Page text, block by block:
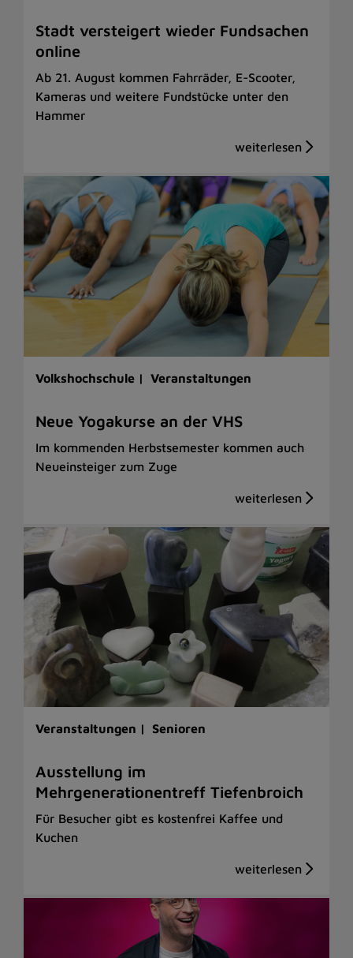
Stadt versteigert wieder Fundsachen
online
Ab 21. August kommen Fahrräder, E-Scooter,
Kameras und weitere Fundstücke unter den
Hammer
Volkshochschule | Veranstaltungen
Neue Yogakurse an der VHS
Im kommenden Herbstsemester kommen auch
Neueinsteiger zum Zuge
Veranstaltungen | Senioren
Ausstellung im
Mehrgenerationentreff Tiefenbroich
Für Besucher gibt es kostenfrei Kaffee und
Kuchen